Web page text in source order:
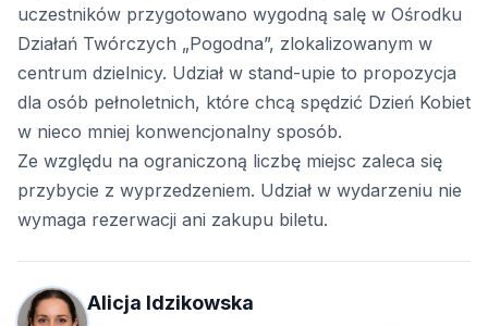
uczestników przygotowano wygodną salę w Ośrodku
Działań Twórczych „Pogodna”, zlokalizowanym w
centrum dzielnicy. Udział w stand-upie to propozycja
dla osób pełnoletnich, które chcą spędzić Dzień Kobiet
w nieco mniej konwencjonalny sposób.
Ze względu na ograniczoną liczbę miejsc zaleca się
przybycie z wyprzedzeniem. Udział w wydarzeniu nie
wymaga rezerwacji ani zakupu biletu.
Alicja Idzikowska